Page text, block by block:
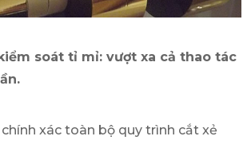
soát tỉ mỉ: vượt xa cả thao tác
xác toàn bộ quy trình cắt xẻ